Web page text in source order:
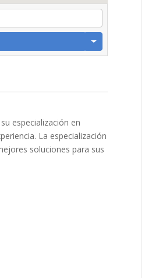
especialización en
La especialización
soluciones para sus